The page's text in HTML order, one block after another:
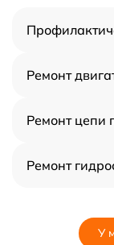
Ремонт
Ремонт цепи
Ремонт
У